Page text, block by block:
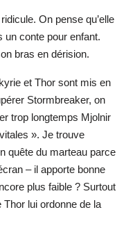
On pense qu’elle
conte pour enfant.
bras en dérision.
et Thor sont mis en
Stormbreaker, on
trop longtemps Mjolnir
». Je trouve
quête du marteau parce
– il apporte bonne
plus faible ? Surtout
lui ordonne de la